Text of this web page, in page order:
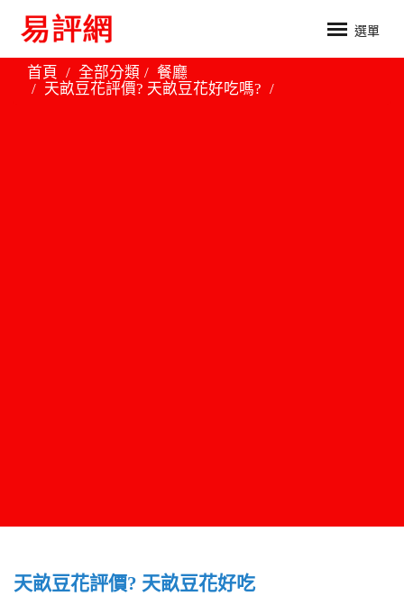
選單
首頁 全部分類
餐廳
天畝豆花評價? 天畝豆花好吃嗎?
天畝豆花評價? 天畝豆花好吃